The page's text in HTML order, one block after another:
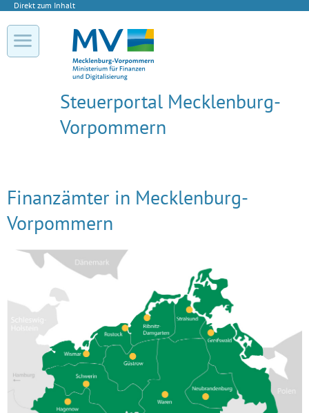
Direkt zum Inhalt
Steuerportal Mecklenburg-
Vorpommern
Finanzämter in Mecklenburg-
Vorpommern